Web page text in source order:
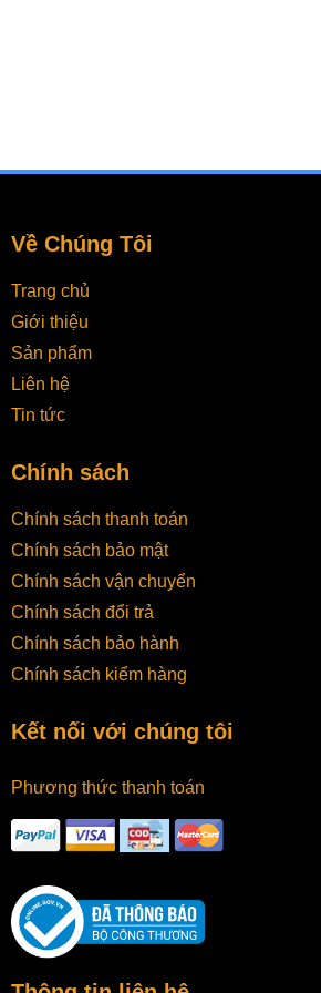
Về Chúng Tôi
Trang chủ
Giới thiệu
Sản phẩm
Liên hệ
Tin tức
Chính sách
Chính sách thanh toán
Chính sách bảo mật
Chính sách vận chuyển
Chính sách đổi trả
Chính sách bảo hành
Chính sách kiểm hàng
Kết nối với chúng tôi
Phương thức thanh toán